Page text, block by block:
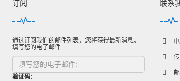
订阅
通过订阅我们的邮件列表，您将获得最新消息。
填写您的电子邮件:
验证码:
联系